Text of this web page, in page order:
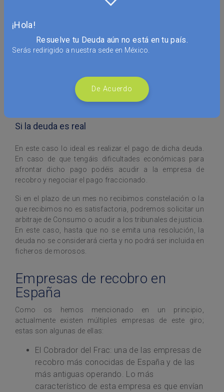
Si la deuda no es real se debe comunicar de manera
un documento que acredite la existencia de la deuda.
Asimismo, se debe de comunicar a la empresa con la
Si la respuesta se recibe en plazo de un mes o bien no es
satisfactoria se puede presentar una solicitud de arbitraje
en Consumo o recurrir a los tribunales de justicia.
Si la deuda es real
En este caso lo ideal es realizar el pago de dicha deuda.
En caso de que tengáis dificultades económicas para
afrontar dicho pago podéis acudir a la empresa de
recobro y negociar el pago fraccionado.
Si en el plazo de un mes no recibimos constelación o la
que recibimos no es satisfactoria, podremos solicitar un
arbitraje de Consumo o acudir a los tribunales de justicia.
En este caso, hasta que no se emita una resolución, la
deuda no se considerará cierta y no podrá ser incluida en
ficheros de morosos.
Empresas de recobro en
España
Como os hemos mencionado en un principio,
actualmente existen múltiples empresas de este giro;
estas son algunas de ellas:
El Cobrador del Frac: una de las empresas de
recobro más conocidas de España y de las
más antiguas operando. Lo más
característico de esta empresa es que envían
¡Hola!
Resuelve tu Deuda aún no está en tu país.
Serás redirigido a nuestra sede en México.
De Acuerdo